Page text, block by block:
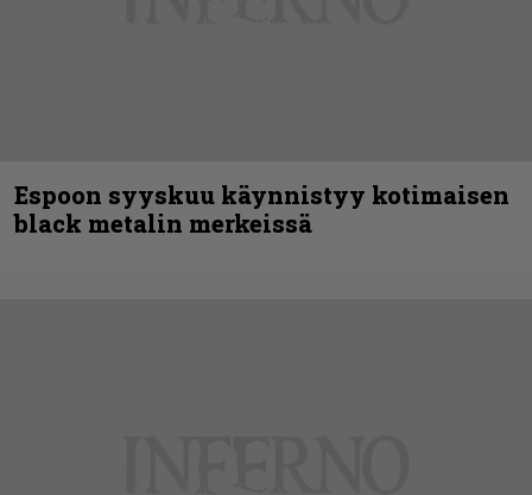
Espoon syyskuu käynnistyy kotimaisen
black metalin merkeissä